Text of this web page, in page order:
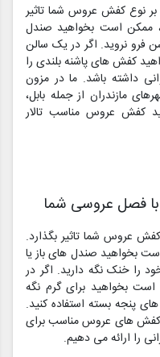
نوع کفش عروس شما تاثیر
ممکن است بخواهید صندل
فرو نروید. اگر در یک سالن
کفش های پاشنه بلندی را
داشته باشد. ما در مزون
مازندران از جمله بابل،
کفش عروس مناسب تالار
فصل عروسی شما
عروس شما تاثیر بگذارد.
بخواهید صندل های باز یا
را خنک نگه دارید. اگر در
بخواهید برای گرم نگه
پنجه بسته استفاده کنید.
کفش های عروس مناسب برای
را ارائه می دهیم.